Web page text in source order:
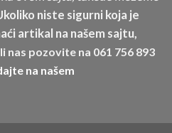
niste sigurni koja je
artikal na našem sajtu,
nas pozovite na 061 756 893
na našem